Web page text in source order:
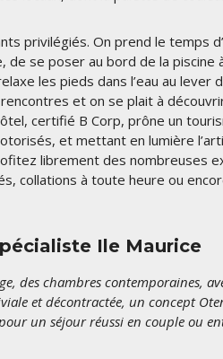
privilégiés. On prend le temps
se poser au bord de la piscine
les pieds dans l’eau au lever
et on se plait à
certifié B Corp, prône un
et mettant en lumière
librement des nombreuses
collations à toute heure ou
Ile Maurice
des chambres contemporaines,
et décontractée, un concept
un séjour réussi en couple ou